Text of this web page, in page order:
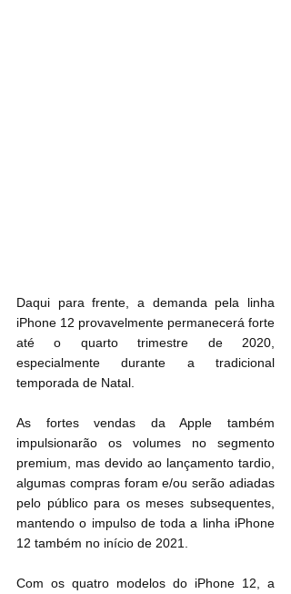
Daqui para frente, a demanda pela linha
iPhone 12 provavelmente permanecerá forte
até o quarto trimestre de 2020,
especialmente durante a tradicional
temporada de Natal.
As fortes vendas da Apple também
impulsionarão os volumes no segmento
premium, mas devido ao lançamento tardio,
algumas compras foram e/ou serão adiadas
pelo público para os meses subsequentes,
mantendo o impulso de toda a linha iPhone
12 também no início de 2021.
Com os quatro modelos do iPhone 12, a